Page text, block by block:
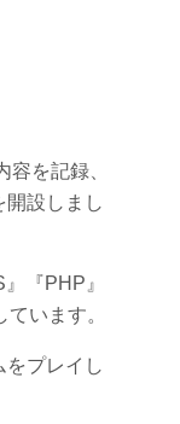
容を記録、
開設しまし
『PHP』
います。
をプレイし